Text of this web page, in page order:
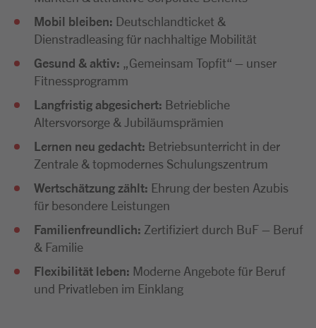
Mobil bleiben: Deutschlandticket &
Dienstradleasing für nachhaltige Mobilität
Gesund & aktiv: „Gemeinsam Topfit“ – unser
Fitnessprogramm
Langfristig abgesichert: Betriebliche
Altersvorsorge & Jubiläumsprämien
Lernen neu gedacht: Betriebsunterricht in der
Zentrale & topmodernes Schulungszentrum
Wertschätzung zählt: Ehrung der besten Azubis
für besondere Leistungen
Familienfreundlich: Zertifiziert durch BuF – Beruf
& Familie
Flexibilität leben: Moderne Angebote für Beruf
und Privatleben im Einklang